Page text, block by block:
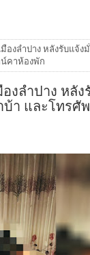
องลำปาง หลังรับแจ้
คาห้องพัก
งลำปาง หลั
า และโทรศั